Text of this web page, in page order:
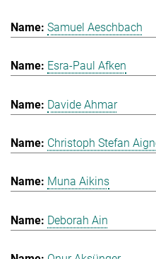
Samuel Aeschbach
Esra-Paul Afken
Davide Ahmar
Christoph Stefan
Muna Aikins
Deborah Ain